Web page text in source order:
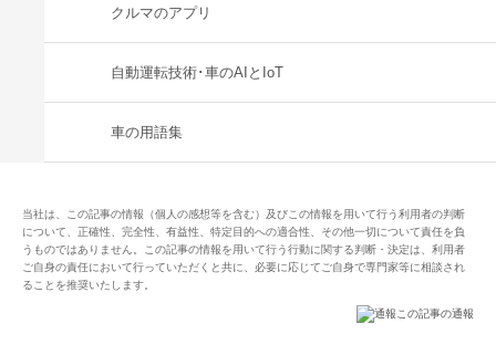
クルマのアプリ
自動運転技術･車のAIとIoT
車の用語集
当社は、この記事の情報（個人の感想等を含む）及びこの情報を用いて行う利用者の判断
について、正確性、完全性、有益性、特定目的への適合性、その他一切について責任を負
うものではありません。この記事の情報を用いて行う行動に関する判断・決定は、利用者
ご自身の責任において行っていただくと共に、必要に応じてご自身で専門家等に相談され
ることを推奨いたします。
この記事の通報